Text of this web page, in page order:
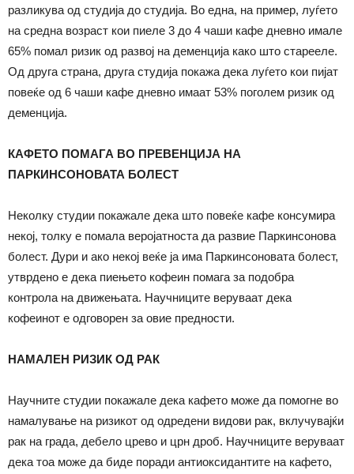
разликува од студија до студија. Во една, на пример, луѓето
на средна возраст кои пиеле 3 до 4 чаши кафе дневно имале
65% помал ризик од развој на деменција како што старееле.
Од друга страна, друга студија покажа дека луѓето кои пијат
повеќе од 6 чаши кафе дневно имаат 53% поголем ризик од
деменција.
КАФЕТО ПОМАГА ВО ПРЕВЕНЦИЈА НА
ПАРКИНСОНОВАТА БОЛЕСТ
Неколку студии покажале дека што повеќе кафе консумира
некој, толку е помала веројатноста да развие Паркинсонова
болест. Дури и ако некој веќе ја има Паркинсоновата болест,
утврдено е дека пиењето кофеин помага за подобра
контрола на движењата. Научниците веруваат дека
кофеинот е одговорен за овие предности.
НАМАЛЕН РИЗИК ОД РАК
Научните студии покажале дека кафето може да помогне во
намалување на ризикот од одредени видови рак, вклучувајќи
рак на града, дебело црево и црн дроб. Научниците веруваат
дека тоа може да биде поради антиоксидантите на кафето,